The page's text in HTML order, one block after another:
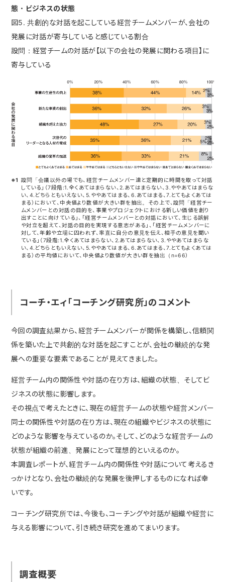
態・ビジネスの状態
図5. 共創的な対話を起こしている経営チームメンバーが、会社の
発展に対話が寄与していると感じている割合
設問：経営チームの対話が【以下の会社の発展に関わる項目】に
寄与している
※1 設問「会議以外の場でも、経営チームメンバー達と定期的に時間を取って対話
している」（7段階:1.全くあてはまらない、2.あてはまらない、3.ややあてはまらな
い、4.どちらともいえない、5.ややあてはまる、6.あてはまる、7.とてもよくあては
まる）において、中央値より数値が大きい群を抽出。その上で、設問「経営チー
ムメンバーとの対話の目的を、事業やプロジェクトにおける新しい価値を創り
出すことに向けている」、「経営チームメンバーとの対話において、生じる誤解
や対立を超えて、対話の目的を実現する意志がある」、「経営チームメンバーに
対して、年齢や立場に囚われず、率直に自分の意見を伝え、相手の意見を聞い
ている」（7段階:1.全くあてはまらない、2.あてはまらない、3.ややあてはまらな
い、4.どちらともいえない、5.ややあてはまる、6.あてはまる、7.とてもよくあては
まる）の平均値において、中央値より数値が大きい群を抽出（n=66）
コーチ・エィ「コーチング研究所」のコメント
今回の調査結果から、経営チームメンバーが関係を構築し、信頼関
係を築いた上で共創的な対話を起こすことが、会社の継続的な発
展への重要な要素であることが見えてきました。
経営チーム内の関係性や対話の在り方は、組織の状態、そしてビ
ジネスの状態に影響します。
その視点で考えたときに、現在の経営チームの状態や経営メンバー
同士の関係性や対話の在り方は、現在の組織やビジネスの状態に
どのような影響を与えているのか。そして、どのような経営チームの
状態が組織の前進、発展にとって理想的といえるのか。
本調査レポートが、経営チーム内の関係性や対話について考えるき
っかけとなり、会社の継続的な発展を後押しするものになれば幸
いです。
コーチング研究所では、今後も、コーチングや対話が組織や経営に
与える影響について、引き続き研究を進めてまいります。
調査概要